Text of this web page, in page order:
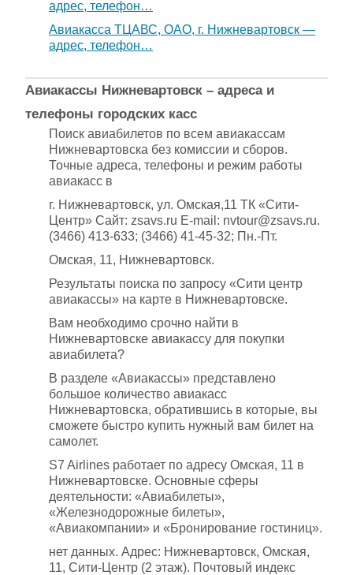
адрес, телефон…
Авиакасса ТЦАВС, ОАО, г. Нижневартовск —
адрес, телефон…
Авиакассы Нижневартовск – адреса и
телефоны городских касс
Поиск авиабилетов по всем авиакассам
Нижневартовска без комиссии и сборов.
Точные адреса, телефоны и режим работы
авиакасс в
г. Нижневартовск, ул. Омская,11 ТК «Сити-
Центр» Сайт: zsavs.ru E-mail: nvtour@zsavs.ru.
(3466) 413-633; (3466) 41-45-32; Пн.-Пт.
Омская, 11, Нижневартовск.
Результаты поиска по запросу «Сити центр
авиакассы» на карте в Нижневартовске.
Вам необходимо срочно найти в
Нижневартовске авиакассу для покупки
авиабилета?
В разделе «Авиакассы» представлено
большое количество авиакасс
Нижневартовска, обратившись в которые, вы
сможете быстро купить нужный вам билет на
самолет.
S7 Airlines работает по адресу Омская, 11 в
Нижневартовске. Основные сферы
деятельности: «Авиабилеты»,
«Железнодорожные билеты»,
«Авиакомпании» и «Бронирование гостиниц».
нет данных. Адрес: Нижневартовск, Омская,
11, Сити-Центр (2 этаж). Почтовый индекс